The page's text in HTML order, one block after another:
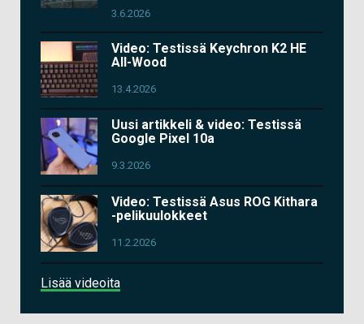
3.6.2026
Video: Testissä Keychron K2 HE
All-Wood
13.4.2026
Uusi artikkeli & video: Testissä
Google Pixel 10a
9.3.2026
Video: Testissä Asus ROG Kithara
-pelikuulokkeet
11.2.2026
Lisää videoita